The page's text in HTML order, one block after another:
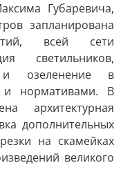
Губаревича,
запланирована
всей сети
светильников,
и озеленение в
и нормативами. В
архитектурная
дополнительных
на скамейках
великого